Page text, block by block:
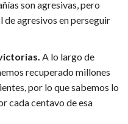
son agresivas, pero
agresivos en perseguir
A lo largo de
recuperado millones
por lo que sabemos lo
cada centavo de esa